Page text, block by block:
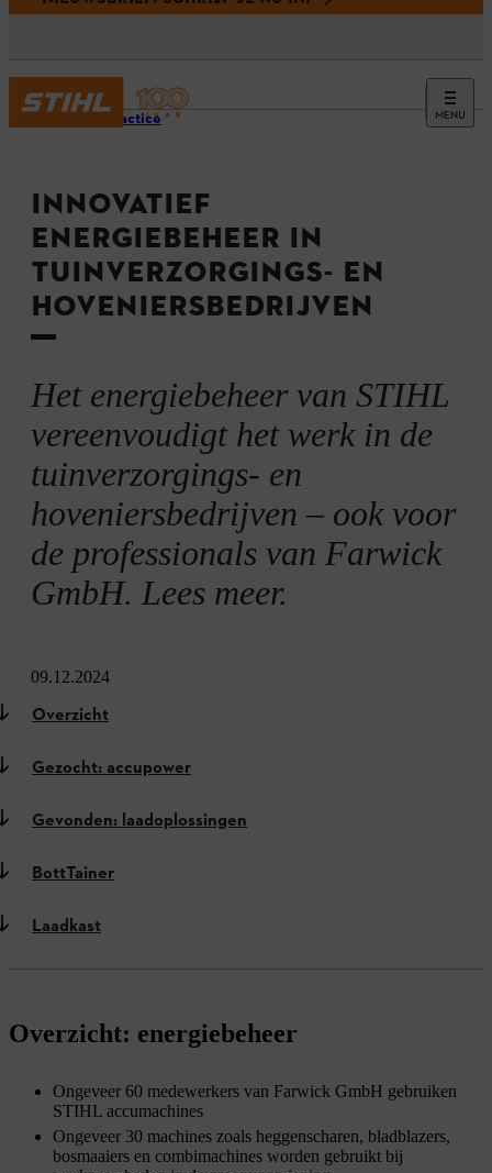
MENU
Best practice
INNOVATIEF
ENERGIEBEHEER IN
TUINVERZORGINGS- EN
HOVENIERSBEDRIJVEN
Het energiebeheer van STIHL
vereenvoudigt het werk in de
tuinverzorgings- en
hoveniersbedrijven – ook voor
de professionals van Farwick
GmbH. Lees meer.
09.12.2024
Overzicht
Gezocht: accupower
Gevonden: laadoplossingen
BottTainer
Laadkast
Overzicht: energiebeheer
Ongeveer 60 medewerkers van Farwick GmbH gebruiken
STIHL accumachines
Ongeveer 30 machines zoals heggenscharen, bladblazers,
bosmaaiers en combimachines worden gebruikt bij